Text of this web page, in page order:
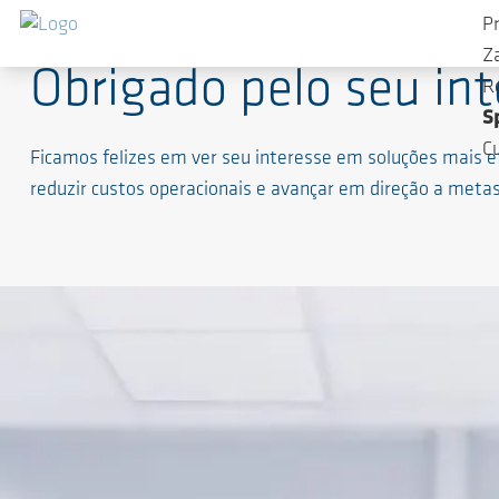
Obrigado pelo seu
Ficamos felizes em ver seu interesse em soluções mais
reduzir custos operacionais e avançar em direção a